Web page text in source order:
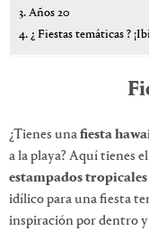
Años 20
¿ Fiestas temáticas ?
¿Tienes unafiesta
a la playa? Aquí tienes
estampados tropicales
idílico para una fiesta
inspiración por dentro